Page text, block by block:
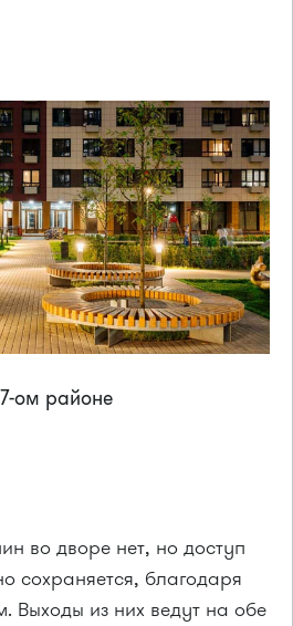
ом районе
во дворе нет, но доступ
сохраняется, благодаря
Выходы из них ведут на обе